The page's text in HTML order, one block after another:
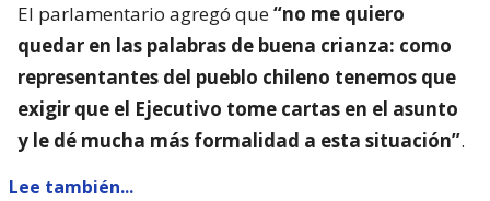
El parlamentario agregó que“no me quiero
quedar en las palabras de buena crianza: como
representantes del pueblo chileno tenemos que
exigir que el Ejecutivo tome cartas en el asunto
y le dé mucha más formalidad a esta situación”.
Lee también...